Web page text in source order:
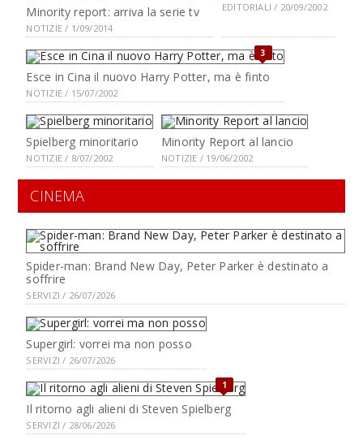
Minority report: arriva la serie tv
NOTIZIE / 1/09/2014
EDITORIALI / 20/09/2002
3
Esce in Cina il nuovo Harry Potter, ma è finto
NOTIZIE / 15/07/2002
Spielberg minoritario
NOTIZIE / 8/07/2002
Minority Report al lancio
NOTIZIE / 19/06/2002
CINEMA
Spider-man: Brand New Day, Peter Parker è destinato a
soffrire
SERVIZI / 26/07/2026
Supergirl: vorrei ma non posso
SERVIZI / 26/07/2026
1
Il ritorno agli alieni di Steven Spielberg
SERVIZI / 28/06/2026